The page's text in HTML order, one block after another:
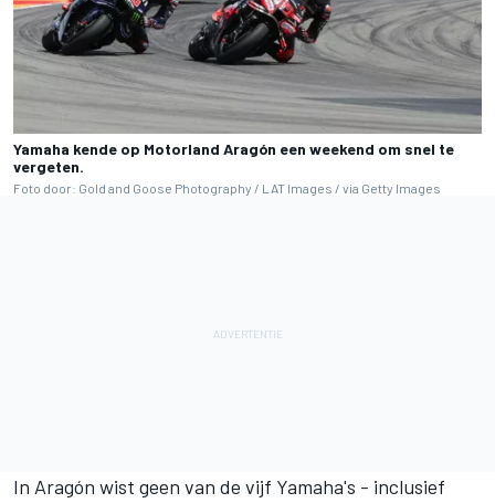
Yamaha kende op Motorland Aragón een weekend om snel te
vergeten.
Foto door: Gold and Goose Photography / LAT Images / via Getty Images
In Aragón wist geen van de vijf Yamaha's - inclusief